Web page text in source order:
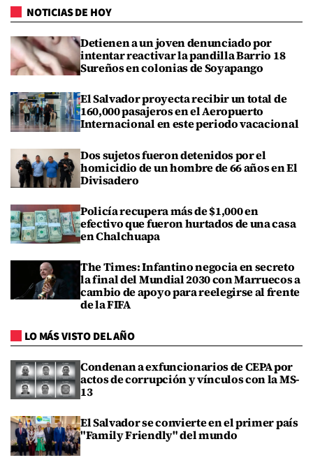
NOTICIAS DE HOY
Detienen a un joven denunciado por
intentar reactivar la pandilla Barrio 18
Sureños en colonias de Soyapango
El Salvador proyecta recibir un total de
160,000 pasajeros en el Aeropuerto
Internacional en este periodo vacacional
Dos sujetos fueron detenidos por el
homicidio de un hombre de 66 años en El
Divisadero
Policía recupera más de $1,000 en
efectivo que fueron hurtados de una casa
en Chalchuapa
The Times: Infantino negocia en secreto
la final del Mundial 2030 con Marruecos a
cambio de apoyo para reelegirse al frente
de la FIFA
LO MÁS VISTO DEL AÑO
Condenan a exfuncionarios de CEPA por
actos de corrupción y vínculos con la MS-
13
El Salvador se convierte en el primer país
"Family Friendly" del mundo